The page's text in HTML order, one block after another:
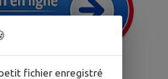
fichier enregistré